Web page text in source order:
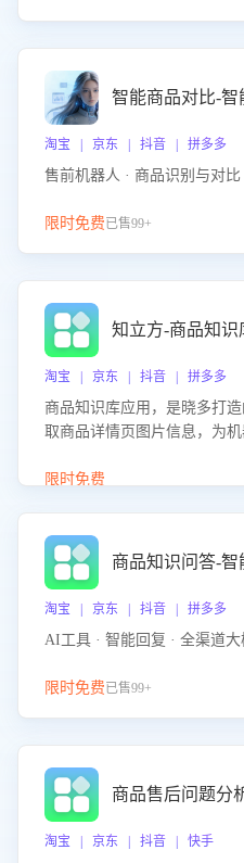
智能商品对比-智
淘宝 | 京东 | 抖音 | 拼多多
售前机器人 · 商品识别与对
限时免费已售99+
知立方-商品知识
淘宝 | 京东 | 抖音 | 拼多多
商品知识库应用，是晓多打
取商品详情页图片信息，为
限时免费
商品知识问答-智
淘宝 | 京东 | 抖音 | 拼多多
AI工具 · 智能回复 · 全渠道
限时免费已售99+
商品售后问题分
淘宝 | 京东 | 抖音 | 快手